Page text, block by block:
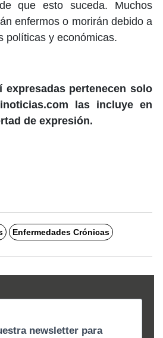
que esto suceda. Muchos
enfermos o morirán debido a
políticas y económicas.
expresadas pertenecen solo
las incluye en
de expresión.
Enfermedades Crónicas